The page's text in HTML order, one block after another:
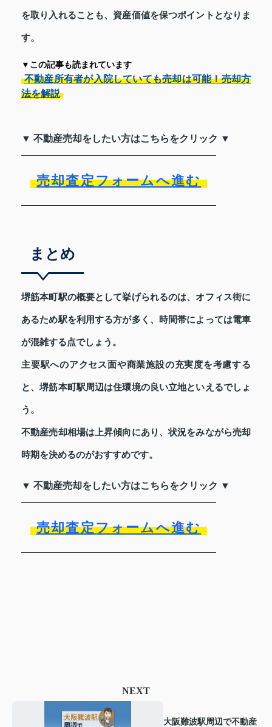
を取り入れることも、資産価値を保つポイントとなりま
す。
▼この記事も読まれています
不動産所有者が入院していても売却は可能！売却方
法を解説
▼ 不動産売却をしたい方はこちらをクリック ▼
売却査定フォームへ進む
まとめ
堺筋本町駅の概要として挙げられるのは、オフィス街に
あるため駅を利用する方が多く、時間帯によっては電車
が混雑する点でしょう。
主要駅へのアクセス面や商業施設の充実度を考慮する
と、堺筋本町駅周辺は住環境の良い立地といえるでしょ
う。
不動産売却相場は上昇傾向にあり、状況をみながら売却
時期を決めるのがおすすめです。
▼ 不動産売却をしたい方はこちらをクリック ▼
売却査定フォームへ進む
NEXT
大阪難波駅周辺で不動産